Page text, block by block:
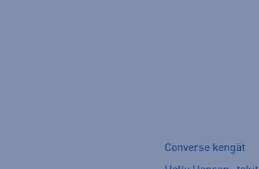
Converse kengät